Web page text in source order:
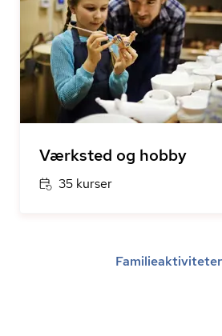
Værksted og hobby
35 kurser
Familieaktiviteter